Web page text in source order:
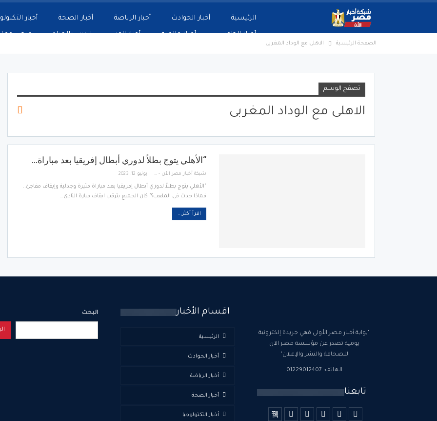
الرئيسية أخبار الحوادث أخبار الرياضة أخبار الصحة أخبار
أخبار الطقس أخبار عالمية أخبار الفن الدين والحياة فرص
الصفحة الرئيسية الاهلى مع الوداد المغربى
تصفح الوسم
الاهلى مع الوداد المغربى
“الأهلي يتوج بطلاً لدوري أبطال إفريقيا بعد مباراة…
شبكة أخبار مصر الأن - Egypt News Network Now يونيو 12, 2023
"الأهلي يتوج بطلاً لدوري أبطال إفريقيا بعد مباراة مثيرة وجدلية وإيقاف مفاجئ..
فماذا حدث في الملعب؟" كان الجميع يترقب ايقاف مبارة النادى…
اقرأ أكثر...
"بوابة أخبار مصر الأولى فهي جريدة إلكترونية
يومية تصدر عن مؤسسة مصر الآن
للصحافة والنشر والإعلان"
الهاتف: 01229012407
تابعنا
اقسام الأخبار
الرئيسية
أخبار الحوادث
أخبار الرياضة
أخبار الصحة
أخبار التكنولوجيا
البحث